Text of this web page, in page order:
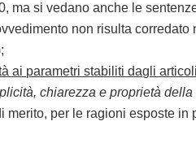
ma si vedano anche le
non risulta
ai parametri stabiliti dagli
chiarezza e proprietà
merito, per le ragioni esposte